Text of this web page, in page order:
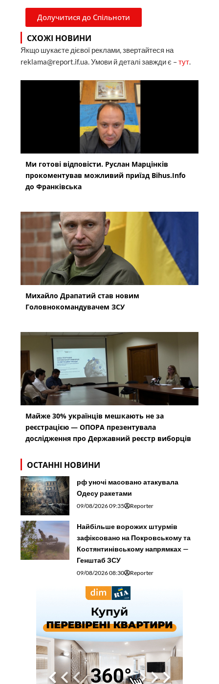
Долучитися до Спільноти
СХОЖІ НОВИНИ
Якщо шукаєте дієвої реклами, звертайтеся на
reklama@report.if.ua. Умови й деталі завжди є –тут.
Ми готові відповісти. Руслан Марцінків
прокоментував можливий приїзд Bihus.Info
до Франківська
Михайло Драпатий став новим
Головнокомандувачем ЗСУ
Майже 30% українців мешкають не за
реєстрацією — ОПОРА презентувала
дослідження про Державний реєстр виборців
ОСТАННІ НОВИНИ
рф уночі масовано атакувала
Одесу ракетами
09/08/2026 09:35 Reporter
Найбільше ворожих штурмів
зафіксовано на Покровському та
Костянтинівському напрямках —
Генштаб ЗСУ
09/08/2026 08:30 Reporter